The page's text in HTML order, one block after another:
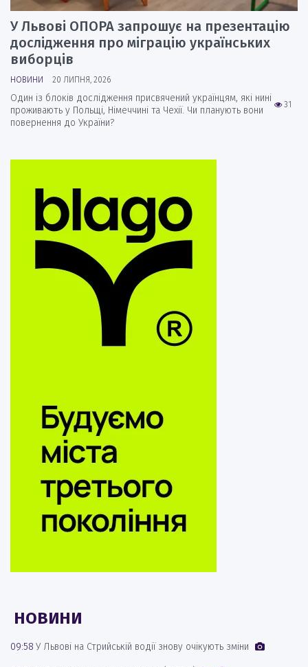
У Львові ОПОРА запрошує на презентацію
дослідження про міграцію українських
виборців
НОВИНИ 20 ЛИПНЯ, 2026
31
Один із блоків дослідження присвячений українцям, які нині
проживають у Польщі, Німеччині та Чехії. Чи планують вони
повернення до України?
НОВИНИ
09:58 У Львові на Стрийській водії знову очікують зміни